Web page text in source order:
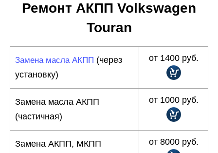
Ремонт АКПП Volkswagen
Touran
Замена масла АКПП (через
установку)
от 1400 руб.
Замена масла АКПП
(частичная)
от 1000 руб.
Замена АКПП, МКПП
от 8000 руб.